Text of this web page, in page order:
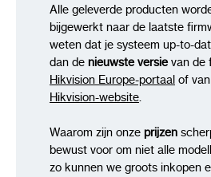
Alle geleverde producten
bijgewerkt naar de laatste
weten dat je systeem up-to-
dan de nieuwste versievan de
Hikvision Europe-portaal of
Hikvision-website.
Waarom zijn onze prijzen
bewust voor om niet alle
zo kunnen we groots inkopen